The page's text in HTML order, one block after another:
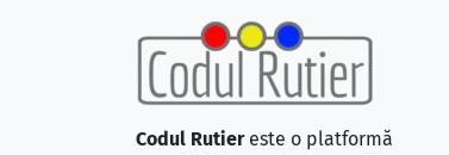
Codul Rutiereste o platformă